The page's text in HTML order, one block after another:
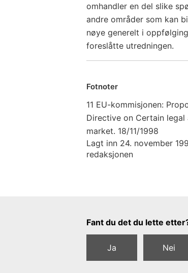
omhandler en del slike
andre områder som kan
nøye generelt i
foreslåtte utredningen.
Fotnoter
11 EU-kommisjonen:
Directive on Certain
market. 18/11/1998
Lagt inn 24. november
redaksjonen
Tilbakemeldingsskjema
Fant du det du lette
Ja Nei